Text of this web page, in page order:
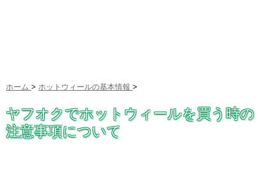
ホーム > ホットウィールの基本情報 >
ヤフオクでホットウィールを買う時の
注意事項について